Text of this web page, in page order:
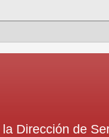
Dirección de